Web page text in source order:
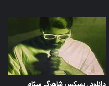
دانلود ریمیکس شاهرگ میثام